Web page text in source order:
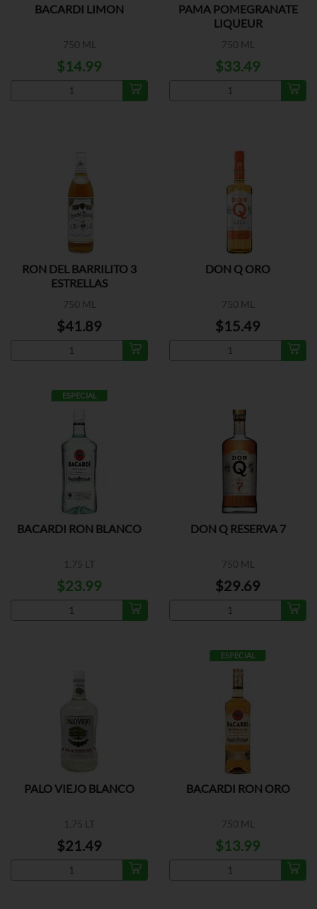
BACARDI LIMON
750 ML
$14.99
PAMA POMEGRANATE
LIQUEUR
750 ML
$33.49
RON DEL BARRILITO 3
ESTRELLAS
750 ML
$41.89
DON Q ORO
750 ML
$15.49
ESPECIAL
BACARDI RON BLANCO
1.75 LT
$23.99
DON Q RESERVA 7
750 ML
$29.69
PALO VIEJO BLANCO
1.75 LT
$21.49
ESPECIAL
BACARDI RON ORO
750 ML
$13.99